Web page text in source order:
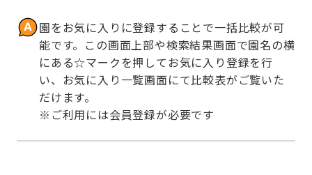
園をお気に入りに登録することで一括比較が可
能です。この画面上部や検索結果画面で園名の横
にある☆マークを押してお気に入り登録を行
い、お気に入り一覧画面にて比較表がご覧いた
だけます。
※ご利用には会員登録が必要です